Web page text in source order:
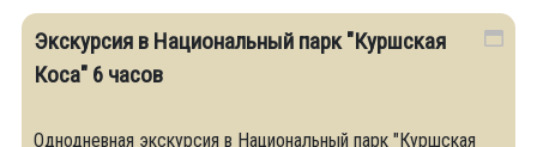
Экскурсия в Национальный парк "Куршская
Коса" 6 часов
Однодневная экскурсия в Национальный парк "Куршская